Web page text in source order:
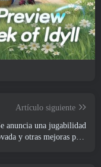
Artículo siguiente
anuncia una jugabilidad
y otras mejoras para